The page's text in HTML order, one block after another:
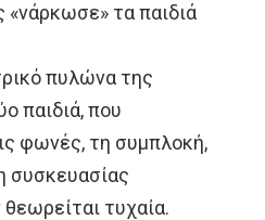
τα παιδιά
πυλώνα της
παιδιά, που
φωνές, τη συμπλοκή,
συσκευασίας
τυχαία.